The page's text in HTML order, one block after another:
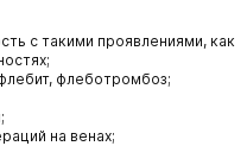
с такими проявлениями, как
флеботромбоз;
на венах;